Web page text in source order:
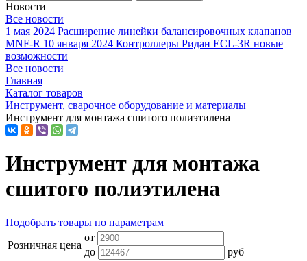
Новости
Все новости
1 мая 2024 Расширение линейки балансировочных клапанов
MNF-R 10 января 2024 Контроллеры Ридан ECL-3R новые
возможности
Все новости
Главная
Каталог товаров
Инструмент, сварочное оборудование и материалы
Инструмент для монтажа сшитого полиэтилена
Инструмент для монтажа
сшитого полиэтилена
Подобрать товары по параметрам
Розничная цена
от
до
руб